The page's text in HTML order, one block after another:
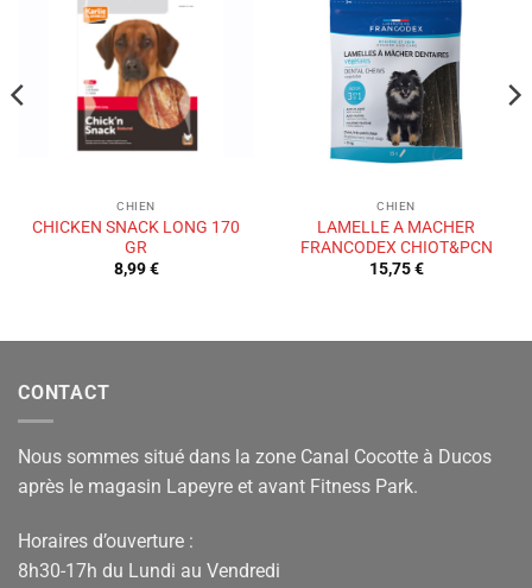
Ajouter
CHIEN
CHICKEN SNACK LONG 170
GR
8,99€
à la liste
souhaits
CHIEN
LAMELLE A MACHER
FRANCODEX CHIOT&PCN
15,75€
CONTACT
Nous sommes situé dans la zone Canal Cocotte à Ducos
après le magasin Lapeyre et avant Fitness Park.
Horaires d’ouverture :
8h30-17h du Lundi au Vendredi